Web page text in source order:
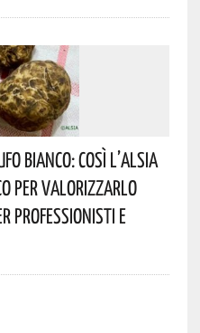
Bianco: Così L’Alsia
Per Valorizzarlo
Professionisti E